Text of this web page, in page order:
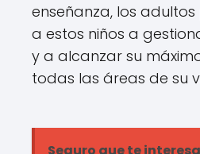
enseñanza, los
a estos niños a
y a alcanzar su
todas las áreas de su